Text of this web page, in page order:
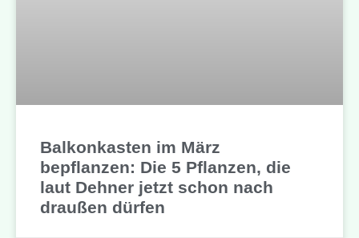
Balkonkasten im März
bepflanzen: Die 5 Pflanzen, die
laut Dehner jetzt schon nach
draußen dürfen